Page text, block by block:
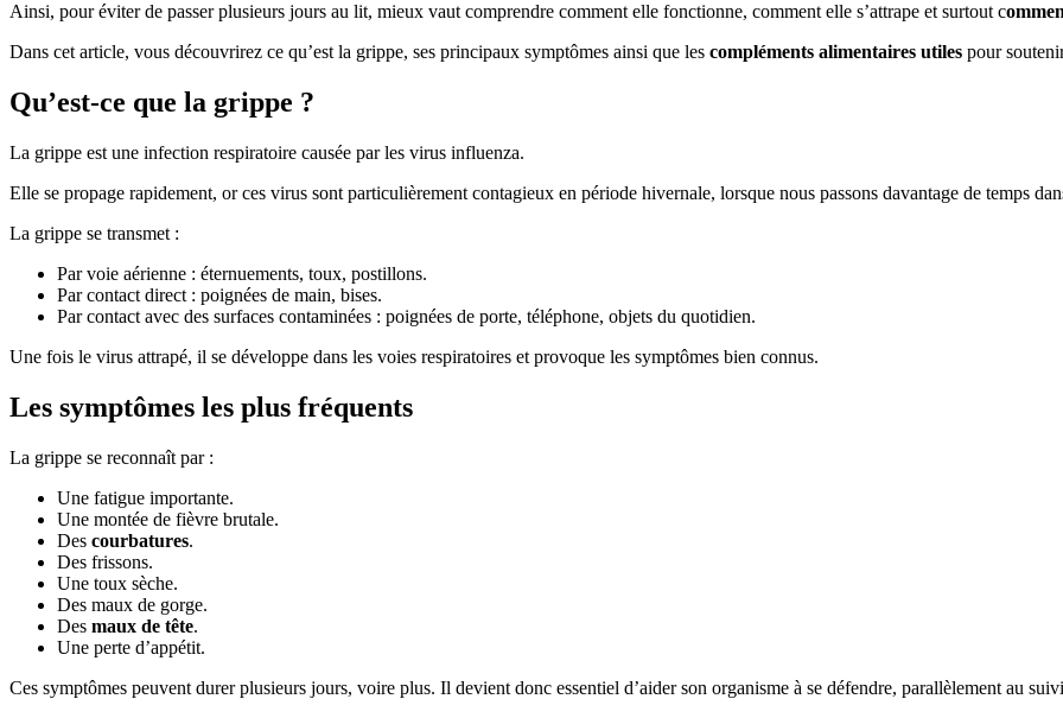
Ainsi, pour éviter de passer plusieurs jours au lit, mieux vaut comprendre comment elle fonctionne, comment elle s’attrape et surtout c
Dans cet article, vous découvrirez ce qu’est la grippe, ses principaux symptômes ainsi que les compléments alimentaires utiles pour
Qu’est-ce que la grippe ?
La grippe est une infection respiratoire causée par les virus influenza.
Elle se propage rapidement, or ces virus sont particulièrement contagieux en période hivernale, lorsque nous passons davantage de temps
La grippe se transmet :
Par voie aérienne : éternuements, toux, postillons.
Par contact direct : poignées de main, bises.
Par contact avec des surfaces contaminées : poignées de porte, téléphone, objets du quotidien.
Une fois le virus attrapé, il se développe dans les voies respiratoires et provoque les symptômes bien connus.
Les symptômes les plus fréquents
La grippe se reconnaît par :
Une fatigue importante.
Une montée de fièvre brutale.
Des courbatures.
Des frissons.
Une toux sèche.
Des maux de gorge.
Des maux de tête.
Une perte d’appétit.
Ces symptômes peuvent durer plusieurs jours, voire plus. Il devient donc essentiel d’aider son organisme à se défendre, parallèlement au